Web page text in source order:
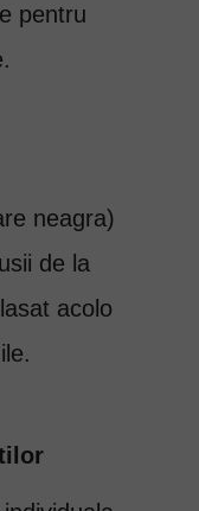
pentru
neagra)
de la
acolo